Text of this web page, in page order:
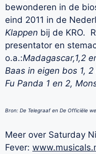
bewonderen in de
eind 2011 in de
Klappen bij de KRO.
presentator en
o.a.:Madagascar,1,2
Baas in eigen bos 1,
Fu Panda 1 en 2,
Bron: De Telegraaf en De Officiële
Meer over Saturday
Fever: